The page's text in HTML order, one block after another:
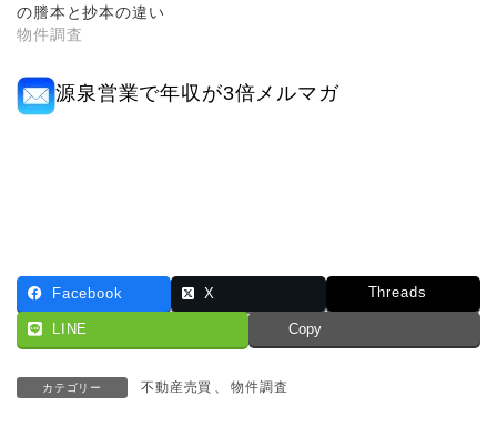
の謄本と抄本の違い
物件調査
源泉営業で年収が3倍メルマガ
Facebook X Threads
LINE Copy
カテゴリー 不動産売買 物件調査